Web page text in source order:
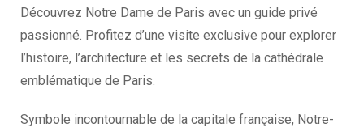
Découvrez Notre Dame de Paris avec un guide privé
passionné. Profitez d’une visite exclusive pour explorer
l’histoire, l’architecture et les secrets de la cathédrale
emblématique de Paris.
Symbole incontournable de la capitale française, Notre-